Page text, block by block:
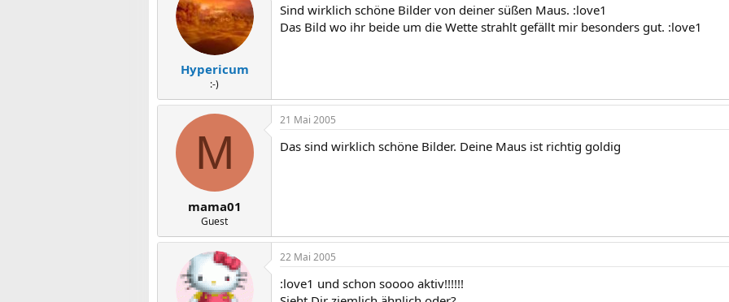
Hypericum
:-)
Sind wirklich schöne Bilder von deiner süßen Maus. :love1
Das Bild wo ihr beide um die Wette strahlt gefällt mir besonders gut. :love1
M
mama01
Guest
21 Mai 2005
Das sind wirklich schöne Bilder. Deine Maus ist richtig goldig
22 Mai 2005
:love1 und schon soooo aktiv!!!!!!